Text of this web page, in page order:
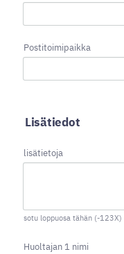
Postitoimipaikka
Lisätiedot
lisätietoja
sotu loppuosa tähän (-123X)
Huoltajan 1 nimi